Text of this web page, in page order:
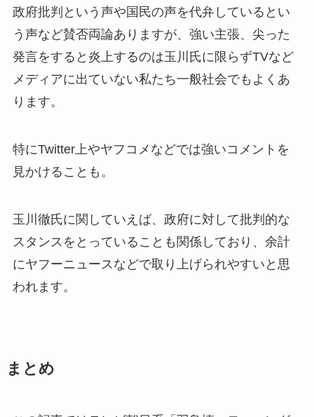
政府批判という声や国民の声を代弁しているとい
う声など賛否両論ありますが、強い主張、尖った
発言をすると炎上するのは玉川氏に限らずTVなど
メディアに出ていない私たち一般社会でもよくあ
ります。
特にTwitter上やヤフコメなどでは強いコメントを
見かけることも。
玉川徹氏に関していえば、政府に対して批判的な
スタンスをとっていることも関係しており、余計
にヤフーニュースなどで取り上げられやすいと思
われます。
まとめ